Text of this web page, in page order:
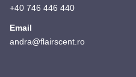
+40 746 446 440
Email
andra@flairscent.ro